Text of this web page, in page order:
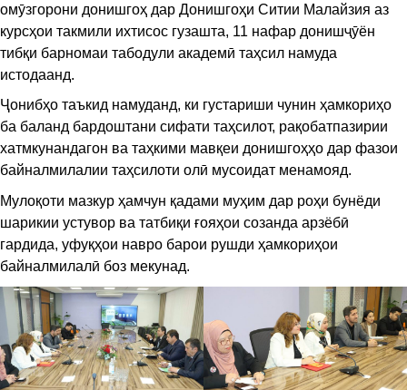
омӯзгорони донишгоҳ дар Донишгоҳи Ситии Малайзия аз
курсҳои такмили ихтисос гузашта, 11 нафар донишҷӯён
тибқи барномаи табодули академӣ таҳсил намуда
истодаанд.
Ҷонибҳо таъкид намуданд, ки густариши чунин ҳамкориҳо
ба баланд бардоштани сифати таҳсилот, рақобатпазирии
хатмкунандагон ва таҳкими мавқеи донишгоҳҳо дар фазои
байналмилалии таҳсилоти олӣ мусоидат менамояд.
Мулоқоти мазкур ҳамчун қадами муҳим дар роҳи бунёди
шарикии устувор ва татбиқи ғояҳои созанда арзёбӣ
гардида, уфуқҳои навро барои рушди ҳамкориҳои
байналмилалӣ боз мекунад.